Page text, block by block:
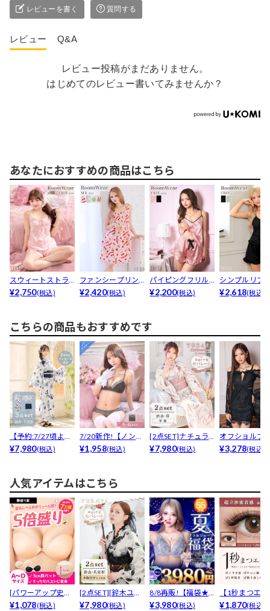
レビューを書く 質問する
レビュー Q&A
レビュー投稿がまだありません。
はじめてのレビュー書いてみませんか？
あなたにおすすめの商品はこちら
スウィートストラ
イプキャミソール&
¥2,750(税込)
ファンシープリン
トノースリーブワ
¥2,420(税込)
パイピングフリル
サテンキャミソー
¥2,200(税込)
シンプルリブ
ルキャミソー
¥2,618(税込)
こちらの商品もおすすめです
【予約:7/27頃より
順次発送】[ワン...
¥7,980(税込)
7/20新作!【ノンワ
イヤー】メロウレ...
¥1,958(税込)
[2点SET]ナチュラ
ルダスティー金魚...
¥7,980(税込)
オフショルフ
袖レースボレ
¥3,278(税込)
人気アイテムはこちら
[パワーアップ史上
最強5倍盛りアップ
¥1,078(税込)
[2点SET][鈴木ユリ
ア(baby)...
¥7,980(税込)
8/8再販!【福袋★
ブラセット3点
¥3,980(税込)
【1秒まつエ
リュームタイ
¥1,870(税込)